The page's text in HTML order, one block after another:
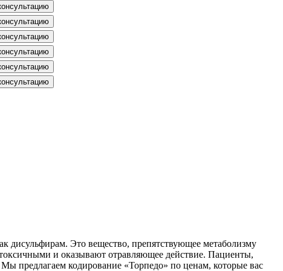
дисульфирам. Это вещество, препятствующее метаболизму
и оказывают отравляющее действие. Пациенты,
предлагаем кодирование «Торпедо» по ценам, которые вас